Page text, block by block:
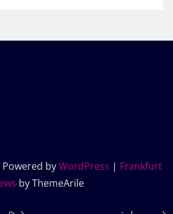
byWordPress | Frankfurt
by ThemeArile